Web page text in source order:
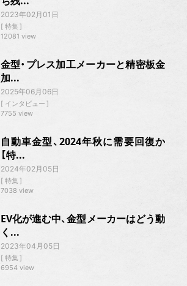
2023年02月01日
特集
12081 view
金型・プレス加工メーカーと精密板金
加...
2025年06月06日
インタビュー
7755 view
自動車金型、2024年秋に需要回復か
【特...
2024年02月05日
特集
7038 view
EV化が進む中、金型メーカーはどう動
く...
2023年04月05日
特集
6954 view